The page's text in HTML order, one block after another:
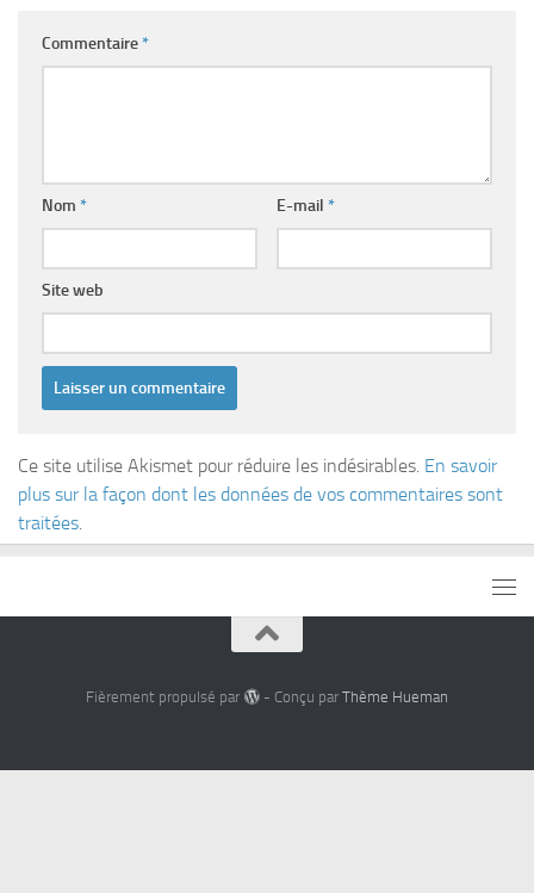
Commentaire*
Nom * E-mail *
Site web
Ce site utilise Akismet pour réduire les indésirables. En savoir
plus sur la façon dont les données de vos commentaires sont
traitées.
Fièrement propulsé par - Conçu par Thème Hueman